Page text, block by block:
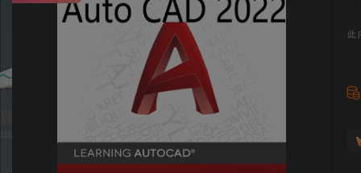
此